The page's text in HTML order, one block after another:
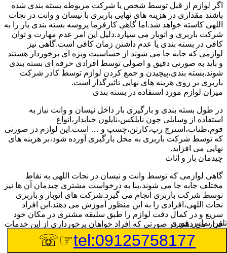
اگر لوازم از قبل توسط شخص یا شرکت مربوطه بسته بندی شده
باشند مقداری در هزینه های نهایی باربری با نیسان و وانت در نجات
اللهی کاسته خواهد شد.اما گاهی کارفرما پروسه بسته بندی بار را به
شرکت باربری و اتوبار می سپارد.دلیل این امر عدم مهارت و توان
کافی در بسته بندی یا عدم داشتن زمان کافی است.گاهی نیز
لوازمی که جابه جا می شوند از حساسیت ویژه ای برخوردار هستند
و باید به صورتی دقیق و اصولی توسط افرادی حرفه ای بسته بندی
شوند.بسته بندی،پیچیدن و جمع کردن لوازم توسط کادر شرکت
باربری بر روی هزینه های نهایی تاثیرگذار است.
میزان لوازم مورد استفاده در بسته بندی
در طول بسته بندی و بارگیری بار داخل نیسان و وانت نیاز به
استفاده از وسایلی چون نایلکس،نایلون حبابدار،انواع
فوم،طناب،استرچ رپ،کارتن،چسپ و … است.این لوازم در صورتی
که توسط شرکت باربری به محل بارگیری آورده شود،بر هزینه های
نهایی می افزاید.
چیدمان بار و اثاث
گاهی لوازمی که توسط وانت و نیسان در نجات اللهی به نقاط
مختلف جابه جا می شوند،بنا به درخواست مشتری چیدمان آن ها نیز
توسط شرکت باربری انجام می گیرد.شرکت های اتوبار و باربری
نجات اللهی،افرادی را به این منظور آموزش می دهند.این افراد
سریع و در کمال دقت لوازم را طبق سلیقه مشتری در مکان خود
قرار می دهند.در صورتی که افراد خواهان برخورداری از این خدمات
باشند،باید هزینه های باربری بیشتری پرداخت کنند.
تعداد کارگران درخواستی
تلفن تماس فوری
tel:09125758177
☞☏